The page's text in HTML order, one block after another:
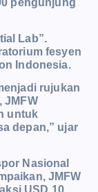
Lab”.
fesyen
Indonesia.
rujukan
JMFW
untuk
depan,” ujar
Nasional
JMFW
USD 10